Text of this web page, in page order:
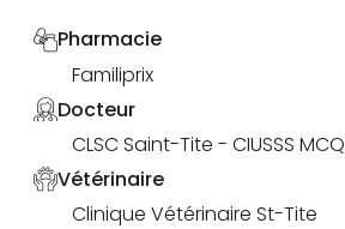
Pharmacie
Familiprix
Docteur
CLSC Saint-Tite - CIUSSS MCQ
Vétérinaire
Clinique Vétérinaire St-Tite